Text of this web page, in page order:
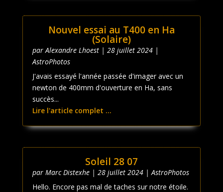
Nouvel essai au T400 en Ha
(Solaire)
parAlexandre Lhoest| 28 juillet 2024|
AstroPhotos
J'avais essayé l'année passée d'imager avec un
newton de 400mm d'ouverture en Ha, sans
succès...
Lire l'article complet ...
Soleil 28 07
par Marc Distexhe| 28 juillet 2024| AstroPhotos
Hello. Encore pas mal de taches sur notre étoile.